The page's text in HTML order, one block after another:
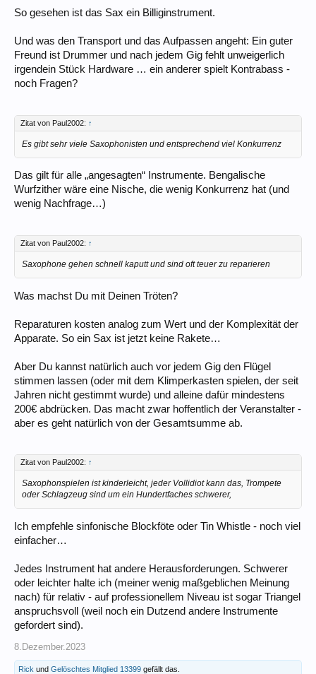
So gesehen ist das Sax ein Billiginstrument.
Und was den Transport und das Aufpassen angeht: Ein guter
Freund ist Drummer und nach jedem Gig fehlt unweigerlich
irgendein Stück Hardware … ein anderer spielt Kontrabass -
noch Fragen?
Zitat von Paul2002: ↑
Es gibt sehr viele Saxophonisten und entsprechend viel Konkurrenz
Das gilt für alle „angesagten“ Instrumente. Bengalische
Wurfzither wäre eine Nische, die wenig Konkurrenz hat (und
wenig Nachfrage…)
Zitat von Paul2002: ↑
Saxophone gehen schnell kaputt und sind oft teuer zu reparieren
Was machst Du mit Deinen Tröten?
Reparaturen kosten analog zum Wert und der Komplexität der
Apparate. So ein Sax ist jetzt keine Rakete…
Aber Du kannst natürlich auch vor jedem Gig den Flügel
stimmen lassen (oder mit dem Klimperkasten spielen, der seit
Jahren nicht gestimmt wurde) und alleine dafür mindestens
200€ abdrücken. Das macht zwar hoffentlich der Veranstalter -
aber es geht natürlich von der Gesamtsumme ab.
Zitat von Paul2002: ↑
Saxophonspielen ist kinderleicht, jeder Vollidiot kann das, Trompete
oder Schlagzeug sind um ein Hundertfaches schwerer,
Ich empfehle sinfonische Blockföte oder Tin Whistle - noch viel
einfacher…
Jedes Instrument hat andere Herausforderungen. Schwerer
oder leichter halte ich (meiner wenig maßgeblichen Meinung
nach) für relativ - auf professionellem Niveau ist sogar Triangel
anspruchsvoll (weil noch ein Dutzend andere Instrumente
gefordert sind).
8.Dezember.2023
Rick und Gelöschtes Mitglied 13399 gefällt das.